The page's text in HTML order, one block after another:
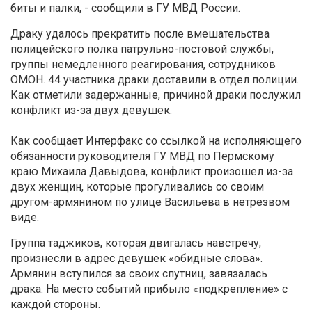
биты и палки, - сообщили в ГУ МВД России.
Драку удалось прекратить после вмешательства
полицейского полка патрульно-постовой службы,
группы немедленного реагирования, сотрудников
ОМОН. 44 участника драки доставили в отдел полиции.
Как отметили задержанные, причиной драки послужил
конфликт из-за двух девушек.
Как сообщает Интерфакс со ссылкой на исполняющего
обязанности руководителя ГУ МВД по Пермскому
краю Михаила Давыдова, конфликт произошел из-за
двух женщин, которые прогуливались со своим
другом-армянином по улице Васильева в нетрезвом
виде.
Группа таджиков, которая двигалась навстречу,
произнесли в адрес девушек «обидные слова».
Армянин вступился за своих спутниц, завязалась
драка. На место событий прибыло «подкрепление» с
каждой стороны.